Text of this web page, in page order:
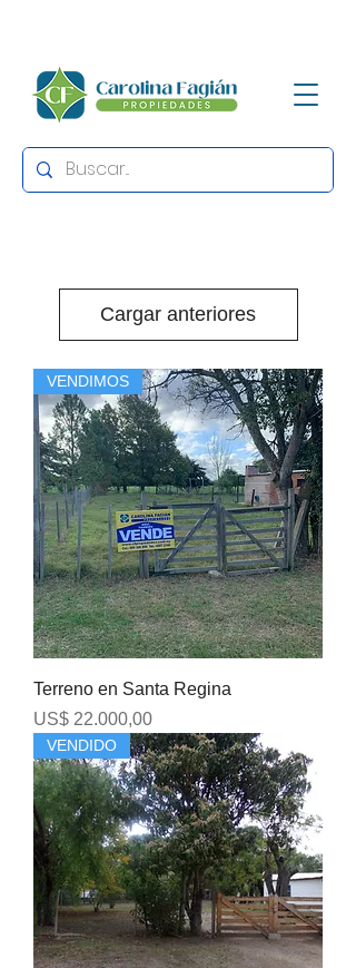
Cargar anteriores
VENDIMOS
Terreno en Santa Regina
Precio
US$ 22.000,00
VENDIDO